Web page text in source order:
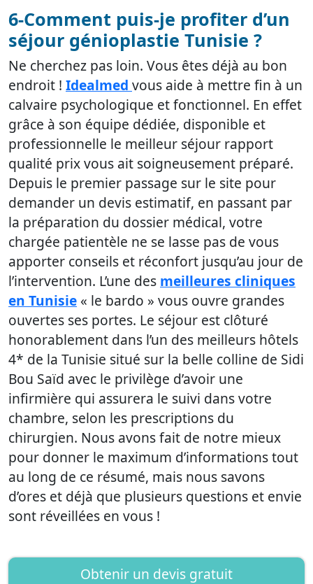
6-Comment puis-je profiter d’un
séjour génioplastie Tunisie ?
Ne cherchez pas loin. Vous êtes déjà au bon
endroit ! Idealmed vous aide à mettre fin à un
calvaire psychologique et fonctionnel. En effet
grâce à son équipe dédiée, disponible et
professionnelle le meilleur séjour rapport
qualité prix vous ait soigneusement préparé.
Depuis le premier passage sur le site pour
demander un devis estimatif, en passant par
la préparation du dossier médical, votre
chargée patientèle ne se lasse pas de vous
apporter conseils et réconfort jusqu’au jour de
l’intervention. L’une des meilleures cliniques
en Tunisie « le bardo » vous ouvre grandes
ouvertes ses portes. Le séjour est clôturé
honorablement dans l’un des meilleurs hôtels
4* de la Tunisie situé sur la belle colline de Sidi
Bou Saïd avec le privilège d’avoir une
infirmière qui assurera le suivi dans votre
chambre, selon les prescriptions du
chirurgien. Nous avons fait de notre mieux
pour donner le maximum d’informations tout
au long de ce résumé, mais nous savons
d’ores et déjà que plusieurs questions et envie
sont réveillées en vous !
Obtenir un devis gratuit